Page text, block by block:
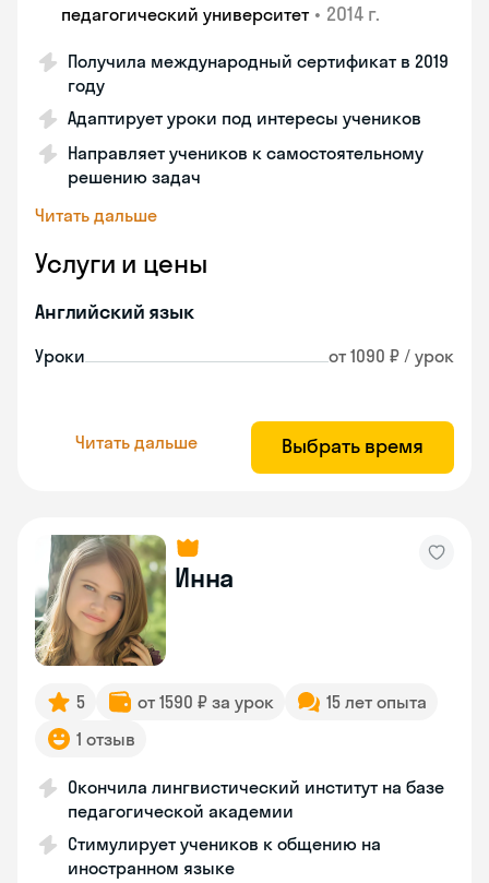
педагогический университет • 2014 г.
Получила международный сертификат в 2019
году
Адаптирует уроки под интересы учеников
Направляет учеников к самостоятельному
решению задач
Читать дальше
Услуги и цены
Английский язык
Уроки от 1090 ₽ / урок
Читать дальше Выбрать время
Инна
5 от 1590 ₽ за урок
15 лет опыта
1 отзыв
Окончила лингвистический институт на базе
педагогической академии
Стимулирует учеников к общению на
иностранном языке